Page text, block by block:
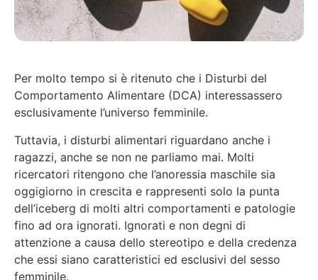
Per molto tempo si è ritenuto che i Disturbi del
Comportamento Alimentare (DCA) interessassero
esclusivamente l’universo femminile.
Tuttavia, i disturbi alimentari riguardano anche i
ragazzi, anche se non ne parliamo mai. Molti
ricercatori ritengono che l’anoressia maschile sia
oggigiorno in crescita e rappresenti solo la punta
dell’iceberg di molti altri comportamenti e patologie
fino ad ora ignorati. Ignorati e non degni di
attenzione a causa dello stereotipo e della credenza
che essi siano caratteristici ed esclusivi del sesso
femminile.